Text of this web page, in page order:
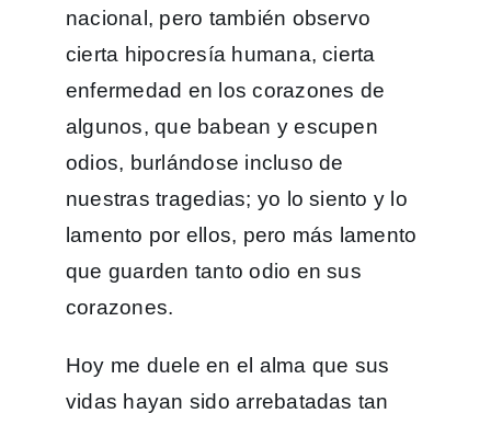
nacional, pero también observo
cierta hipocresía humana, cierta
enfermedad en los corazones de
algunos, que babean y escupen
odios, burlándose incluso de
nuestras tragedias; yo lo siento y lo
lamento por ellos, pero más lamento
que guarden tanto odio en sus
corazones.
Hoy me duele en el alma que sus
vidas hayan sido arrebatadas tan